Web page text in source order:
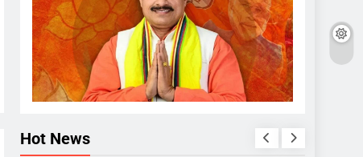
Hot News